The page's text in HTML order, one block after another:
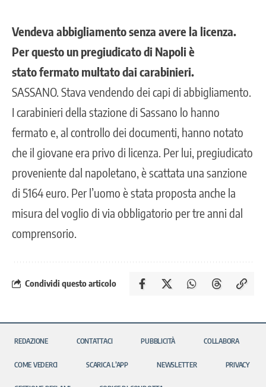
Vendeva abbigliamento senza avere la licenza.
Per questo un pregiudicato di Napoli è
stato fermato multato dai carabinieri.
SASSANO. Stava vendendo dei capi di abbigliamento.
I carabinieri della stazione di Sassano lo hanno
fermato e, al controllo dei documenti, hanno notato
che il giovane era privo di licenza. Per lui, pregiudicato
proveniente dal napoletano, è scattata una sanzione
di 5164 euro. Per l’uomo è stata proposta anche la
misura del voglio di via obbligatorio per tre anni dal
comprensorio.
Condividi questo articolo
REDAZIONE CONTATTACI PUBBLICITÀ COLLABORA
COME VEDERCI SCARICA L’APP NEWSLETTER PRIVACY